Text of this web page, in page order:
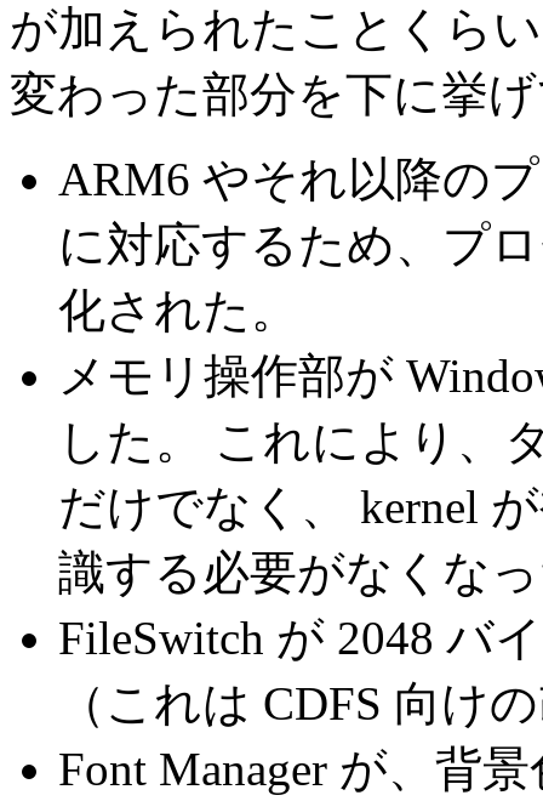
が加えられたことくら
変わった部分を下に挙
ARM6 やそれ以降の
に対応するため、プ
化された。
メモリ操作部が
した。 これにより、
だけでなく、 kernel
識する必要がなくな
FileSwitch が 2048 バ
（これは CDFS 向け
Font Manager が、背